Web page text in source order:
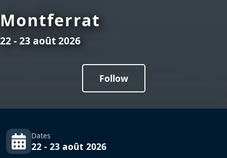
Montferrat
22 - 23 août 2026
Follow
Dates
22 - 23 août 2026